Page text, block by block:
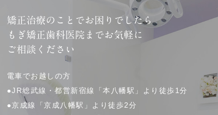
矯正治療のことでお困りでしたら
もぎ矯正歯科医院までお気軽に
ご相談ください
電車でお越しの方
●JR総武線・都営新宿線「本八幡駅」より徒歩1分
●京成線「京成八幡駅」より徒歩2分